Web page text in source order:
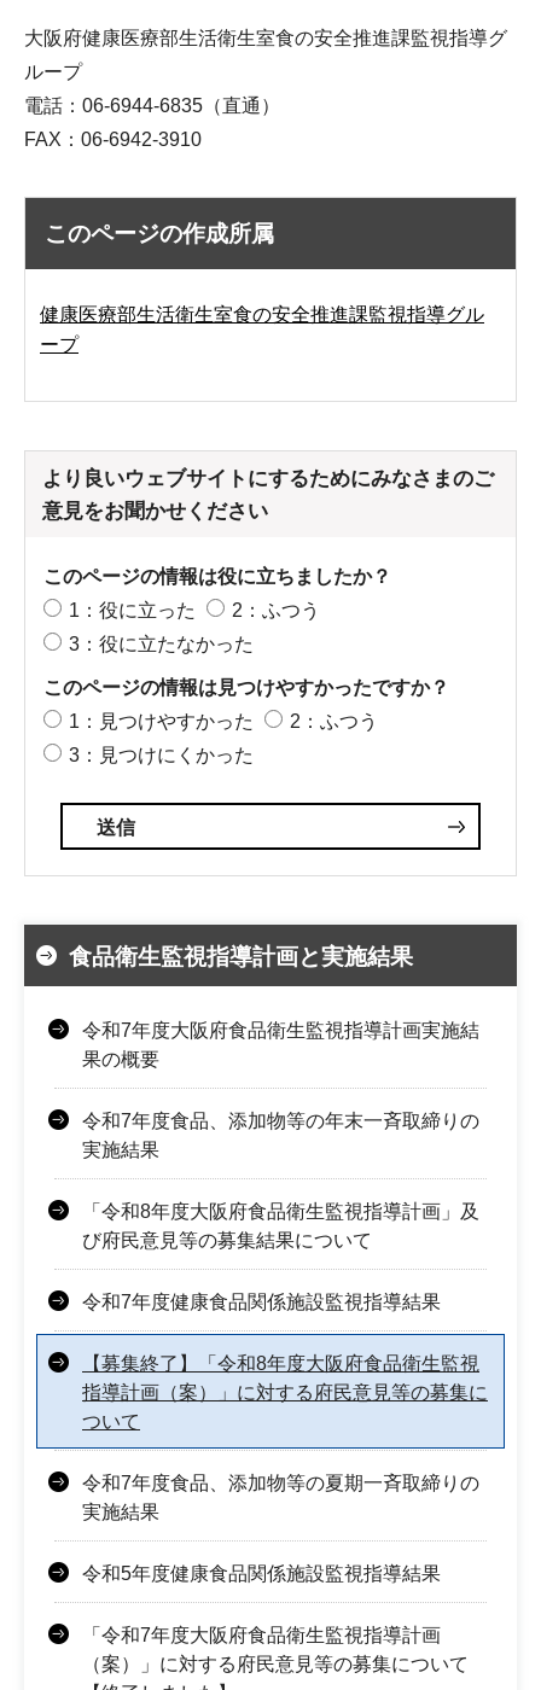
大阪府健康医療部生活衛生室食の安全推進課監視指導グ
ループ
電話：06-6944-6835（直通）
FAX：06-6942-3910
このページの作成所属
健康医療部生活衛生室食の安全推進課監視指導グル
ープ
より良いウェブサイトにするためにみなさまのご
意見をお聞かせください
このページの情報は役に立ちましたか？
1：役に立った
2：ふつう
3：役に立たなかった
このページの情報は見つけやすかったですか？
1：見つけやすかった
2：ふつう
3：見つけにくかった
食品衛生監視指導計画と実施結果
令和7年度大阪府食品衛生監視指導計画実施結
果の概要
令和7年度食品、添加物等の年末一斉取締りの
実施結果
「令和8年度大阪府食品衛生監視指導計画」及
び府民意見等の募集結果について
令和7年度健康食品関係施設監視指導結果
【募集終了】「令和8年度大阪府食品衛生監視
指導計画（案）」に対する府民意見等の募集に
ついて
令和7年度食品、添加物等の夏期一斉取締りの
実施結果
令和5年度健康食品関係施設監視指導結果
「令和7年度大阪府食品衛生監視指導計画
（案）」に対する府民意見等の募集について